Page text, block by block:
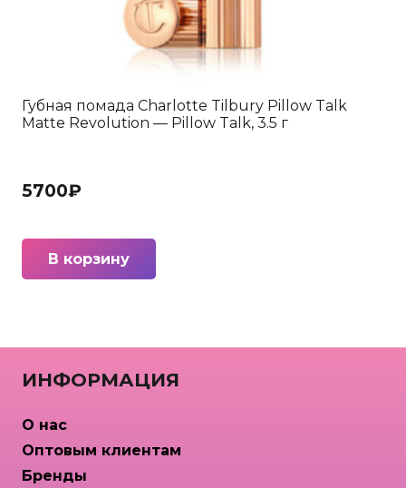
Губная помада Charlotte Tilbury Pillow Talk
Matte Revolution — Pillow Talk, 3.5 г
5700₽
В корзину
ИНФОРМАЦИЯ
О нас
Оптовым клиентам
Бренды